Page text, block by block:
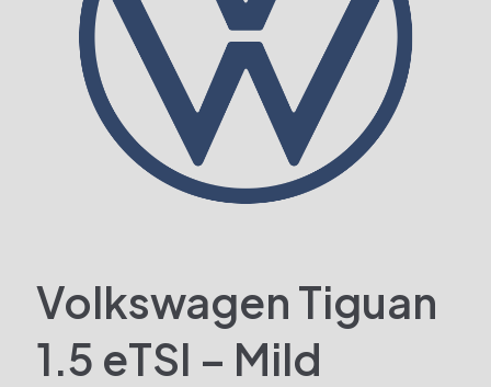
Volkswagen Tiguan
1.5 eTSI – Mild